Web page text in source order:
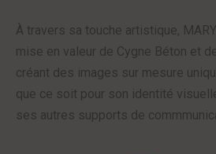
À travers sa touche artistique,
mise en valeur de Cygne Béton et
créant des images sur mesure
que ce soit pour son identité
ses autres supports de